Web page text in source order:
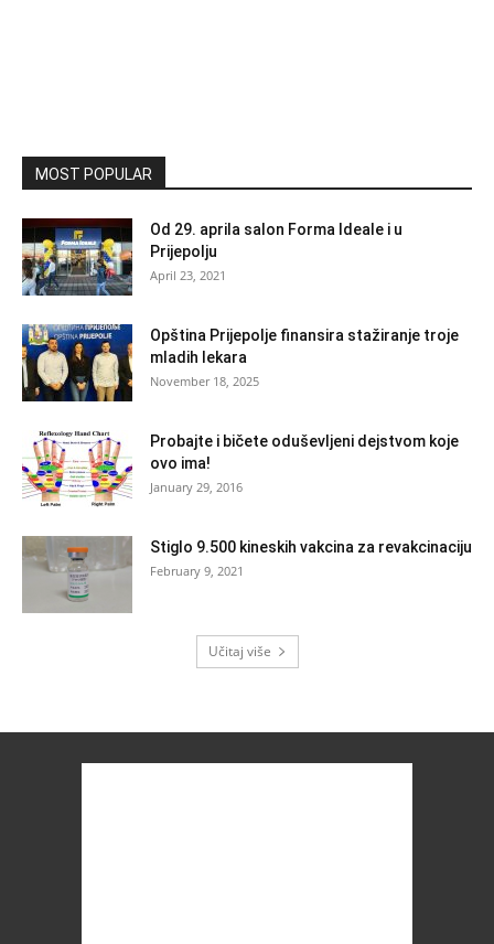
MOST POPULAR
Od 29. aprila salon Forma Ideale i u
Prijepolju
April 23, 2021
Opština Prijepolje finansira stažiranje troje
mladih lekara
November 18, 2025
Probajte i bičete oduševljeni dejstvom koje
ovo ima!
January 29, 2016
Stiglo 9.500 kineskih vakcina za revakcinaciju
February 9, 2021
Učitaj više